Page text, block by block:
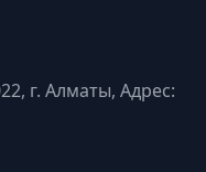
г. Алматы, Адрес: